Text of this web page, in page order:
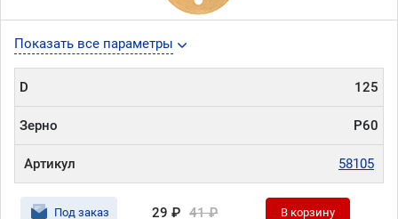
Показать все параметры
D 125
Зерно P60
Артикул 58105
Под заказ 29 ₽ 41 ₽ В корзину